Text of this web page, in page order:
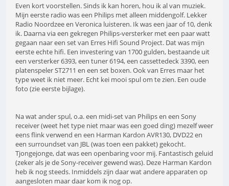
Even kort voorstellen. Sinds ik kan horen, hou ik al van muziek.
Mijn eerste radio was een Philips met alleen middengolf. Lekker
Radio Noordzee en Veronica luisteren. Ik was een jaar of 10, denk
ik. Daarna via een gekregen Philips-versterker met een paar watt
gegaan naar een set van Erres Hifi Sound Project. Dat was mijn
eerste echte hifi. Een investering van 1700 gulden, bestaande uit
een versterker 6393, een tuner 6194, een cassettedeck 3390, een
platenspeler ST2711 en een set boxen. Ook van Erres maar het
type weet ik niet meer. Echt kei mooi spul om te zien. Een oude
foto (zie eerste bijlage).
Na wat ander spul, o.a. een midi-set van Philips en een Sony
receiver (weet het type niet maar was een goed ding) mezelf weer
eens flink verwend en een Harman Kardon AVR130, DVD22 en
een surroundset van JBL (was toen een pakket) gekocht.
Tjongejonge, dat was een openbaring voor mij. Fantastisch geluid
(zeker als je de Sony-receiver gewend was). Deze Harman Kardon
heb ik nog steeds. Inmiddels zijn daar wat andere apparaten op
aangesloten maar daar kom ik nog op.